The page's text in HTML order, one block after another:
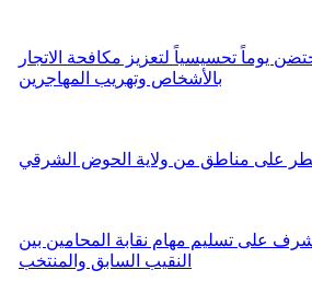
يوماً تحسيسياً لتعزيز مكافحة الاتجار
بالأشخاص وتهريب المهاجرين
على مناطق من ولاية الحوض الشرقي
على تسليم مهام نقابة المحامين بين
النقيب السابق والمنتخب